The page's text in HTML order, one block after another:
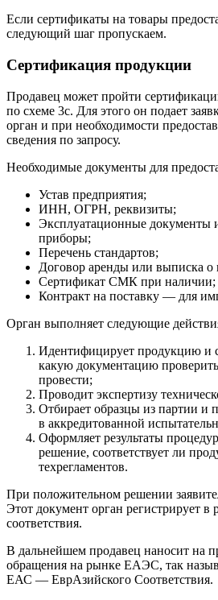
Если сертификаты на товары
следующий шаг пропускаем.
Сертификация продукции
Продавец может пройти
по схеме 3с. Для этого он подает
орган и при необходимости
сведения по запросу.
Необходимые документы для
Устав предприятия;
ИНН, ОГРН, реквизиты;
Эксплуатационные документы
приборы;
Перечень стандартов;
Договор аренды или выписка о
Сертификат СМК при наличии;
Контракт на поставку — для
Орган выполняет следующие
Идентифицирует продукцию и
какую документацию
провести;
Проводит экспертизу
Отбирает образцы из партии и
в аккредитованной
Оформляет результаты
решение, соответствует ли
техрегламентов.
При положительном решении
Этот документ орган регистрирует в
соответствия.
В дальнейшем продавец наносит на
обращения на рынке ЕАЭС, так
ЕАС — ЕврАзийского Соответствия.